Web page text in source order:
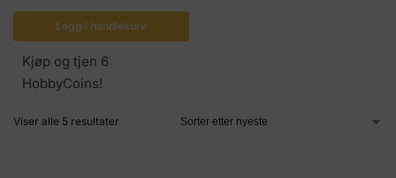
Legg i handlekurv
Kjøp og tjen 6
HobbyCoins!
Viser alle 5 resultater